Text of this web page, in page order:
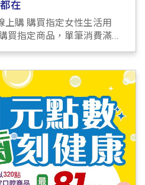
在
上購 購買指定女性生活用
買指定商品，單筆消費滿
！